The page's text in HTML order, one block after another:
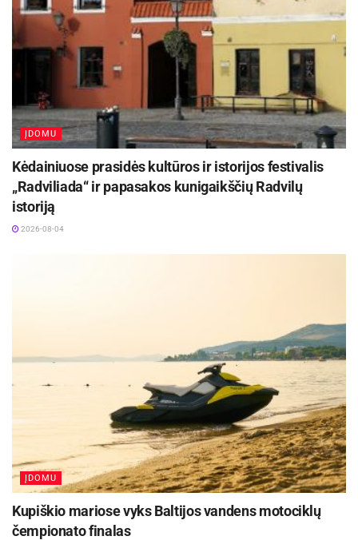
ĮDOMU
Kėdainiuose prasidės kultūros ir istorijos festivalis
„Radviliada“ ir papasakos kunigaikščių Radvilų
istoriją
2026-08-04
ĮDOMU
Kupiškio mariose vyks Baltijos vandens motociklų
čempionato finalas